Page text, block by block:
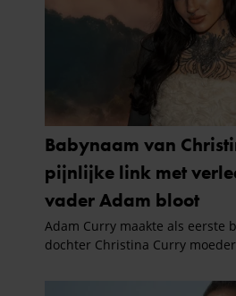
verzameld op basis van uw
gaat akkoord met onze cookies